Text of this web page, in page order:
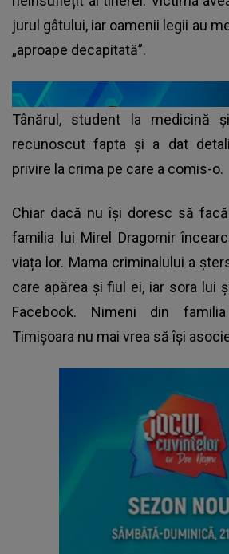
jurul gâtului, iar oamenii legii au
„aproape decapitată”.
Tânărul, student la medicină
recunoscut fapta și a dat
privire la crima pe care a comis-o.
Chiar dacă nu își doresc să
familia lui Mirel Dragomir
viața lor. Mama criminalului a
care apărea și fiul ei, iar sora lui
Facebook. Nimeni din
Timișoara nu mai vrea să își